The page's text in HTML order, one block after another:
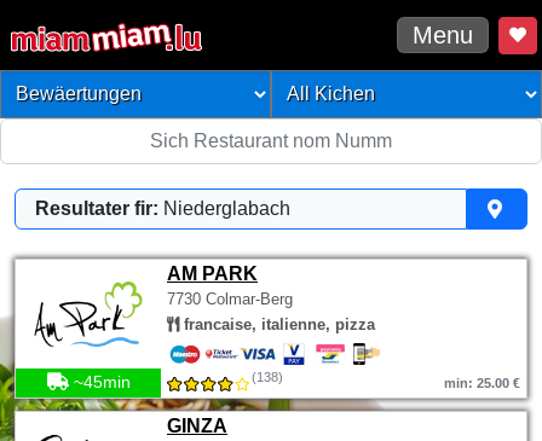
Menu
Resultater fir: Niederglabach
AM PARK
7730 Colmar-Berg
francaise, italienne, pizza
~45min (138) min: 25.00 €
GINZA